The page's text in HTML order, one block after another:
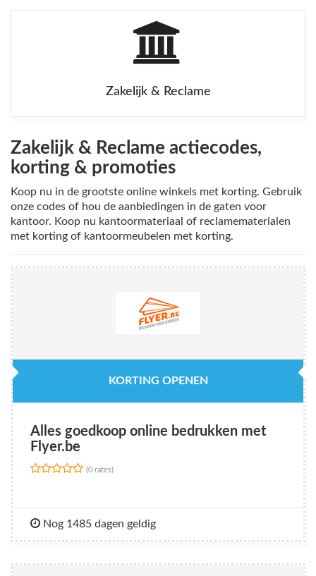
Zakelijk & Reclame
Zakelijk & Reclame actiecodes,
korting & promoties
Koop nu in de grootste online winkels met korting. Gebruik
onze codes of hou de aanbiedingen in de gaten voor
kantoor. Koop nu kantoormateriaal of reclamematerialen
met korting of kantoormeubelen met korting.
KORTING OPENEN
Alles goedkoop online bedrukken met
Flyer.be
(0 rates)
Nog 1485 dagen geldig